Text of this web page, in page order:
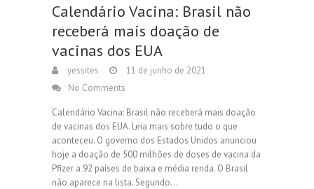
Calendário Vacina: Brasil não
receberá mais doação de
vacinas dos EUA
yessites
11 de junho de 2021
No Comments
Calendário Vacina: Brasil não receberá mais doação
de vacinas dos EUA. Leia mais sobre tudo o que
aconteceu. O governo dos Estados Unidos anunciou
hoje a doação de 500 milhões de doses de vacina da
Pfizer a 92 países de baixa e média renda. O Brasil
não aparece na lista. Segundo…